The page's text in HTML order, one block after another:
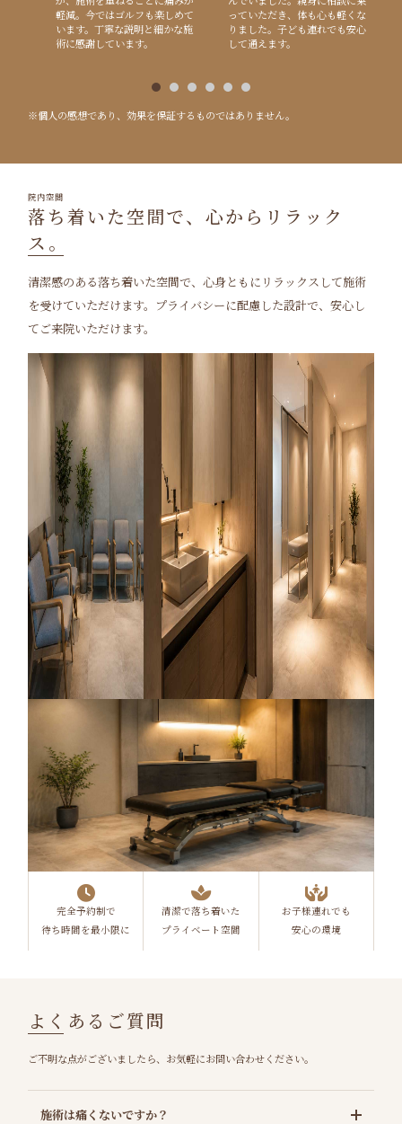
軽減。今ではゴルフも楽しめて
います。丁寧な説明と細かな施
術に感謝しています。
っていただき、体も心も軽くな
りました。子ども連れでも安心
して通えます。
※個人の感想であり、効果を保証するものではありません。
落ち着いた空間で、心からリラック
ス。
院内空間
清潔感のある落ち着いた空間で、心身ともにリラックスして施術
を受けていただけます。プライバシーに配慮した設計で、安心し
てご来院いただけます。
完全予約制で
待ち時間を最小限に
清潔で落ち着いた
プライベート空間
お子様連れでも
安心の環境
よくあるご質問
ご不明な点がございましたら、お気軽にお問い合わせください。
施術は痛くないですか？